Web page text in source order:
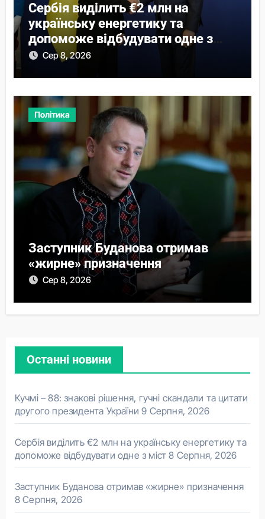
Сербія виділить €2 млн на
українську енергетику та
допоможе відбудувати одне з
містСер 8, 2026
Політика
Заступник Буданова отримав
«жирне» призначення
Сер 8, 2026
Останні новини
Кучмі – 88: знакові рішення, гучні скандали та цитати
другого президента України 9 Серпня, 2026
Сербія виділить €2 млн на українську енергетику та
допоможе відбудувати одне з міст 8 Серпня, 2026
Заступник Буданова отримав «жирне» призначення
8 Серпня, 2026